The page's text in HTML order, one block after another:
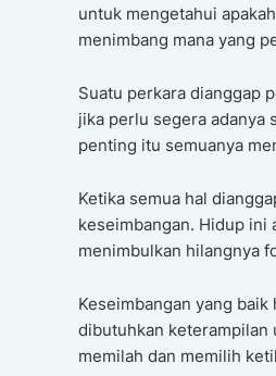
untuk mengetahui
menimbang mana yang
Suatu perkara dianggap
jika perlu segera adanya
penting itu semuanya
Ketika semua hal
keseimbangan. Hidup ini
menimbulkan hilangnya
Keseimbangan yang
dibutuhkan keterampilan
memilah dan memilih